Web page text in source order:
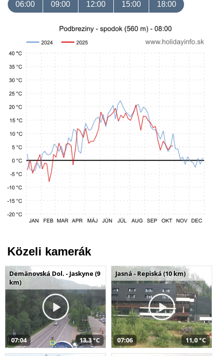
06:00 09:00 12:00 15:00 18:00
Közeli kamerák
Demänovská Dol. - Jaskyne (9
km)
07:04 13,3 °C
Jasná - Repiská (10 km)
07:06 11,0 °C